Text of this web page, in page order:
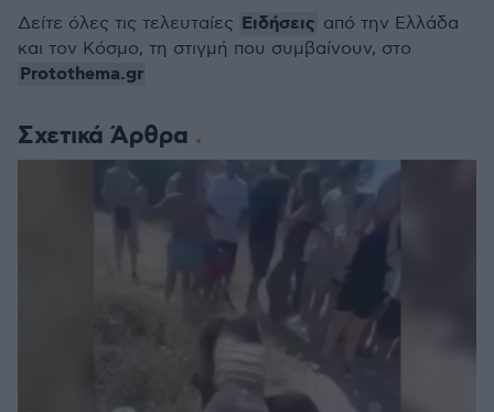
Σχετικά Άρθρα
Δείτε όλες τις τελευταίες Ειδήσεις από την Ελλάδα
και τον Κόσμο, τη στιγμή που συμβαίνουν, στο
Protothema.gr